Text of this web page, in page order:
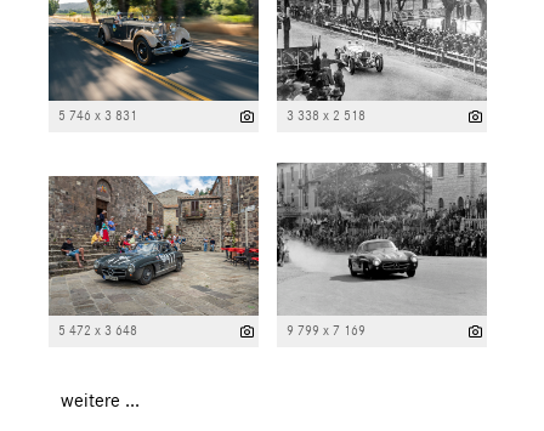
5 746 x 3 831 3 338 x 2 518
5 472 x 3 648 9 799 x 7 169
weitere ...